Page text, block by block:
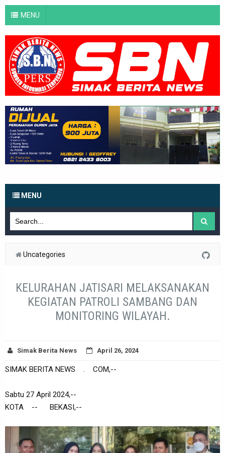
MENU
MENU
Uncategories
KELURAHAN JATISARI MELAKSANAKAN
KEGIATAN PATROLI SAMBANG DAN
MONITORING WILAYAH.
Simak Berita News April 26, 2024
SIMAK BERITA NEWS . COM,--
Sabtu 27 April 2024,--
KOTA -- BEKASI,--